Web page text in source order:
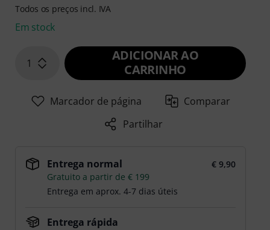
Todos os preços incl. IVA
Em stock
1
ADICIONAR AO
CARRINHO
Marcador de página
Comparar
Partilhar
Entrega normal
€ 9,90
Gratuito a partir de € 199
Entrega em aprox. 4-7 dias úteis
Entrega rápida